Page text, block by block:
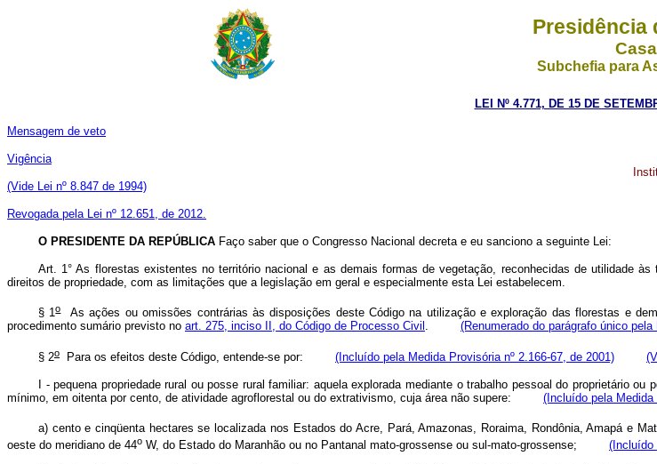
Presidência
Subchefia para
LEI Nº 4.771, DE 15 DE
Mensagem de veto
Vigência
(Vide Lei nº 8.847 de 1994)
Revogada pela Lei nº 12.651, de 2012.
O PRESIDENTE DA REPÚBLICA Faço saber que o Congresso Nacional decreta e eu sanciono a seguinte Lei:
Art. 1° As florestas existentes no território nacional e as demais formas de vegetação, reconhecidas de utilidade
direitos de propriedade, com as limitações que a legislação em geral e especialmente esta Lei estabelecem.
§ 1oAs ações ou omissões contrárias às disposições deste Código na utilização e exploração das florestas e
procedimento sumário previsto no art. 275, inciso II, do Código de Processo Civil . (Renumerado do parágrafo único
§ 2o Para os efeitos deste Código, entende-se por: (Incluído pela Medida Provisória nº 2.166-67, de 2001)
I - pequena propriedade rural ou posse rural familiar: aquela explorada mediante o trabalho pessoal do proprietário
mínimo, em oitenta por cento, de atividade agroflorestal ou do extrativismo, cuja área não supere: (Incluído pela Medida
a) cento e cinqüenta hectares se localizada nos Estados do Acre, Pará, Amazonas, Roraima, Rondônia, Amapá e
oeste do meridiano de 44o W, do Estado do Maranhão ou no Pantanal mato-grossense ou sul-mato-grossense; (Incluído